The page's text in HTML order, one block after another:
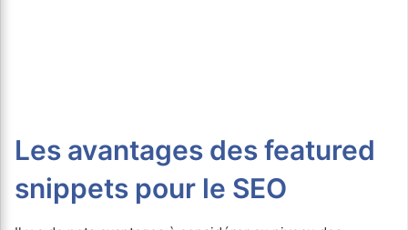
Les avantages des featured
snippets pour le SEO